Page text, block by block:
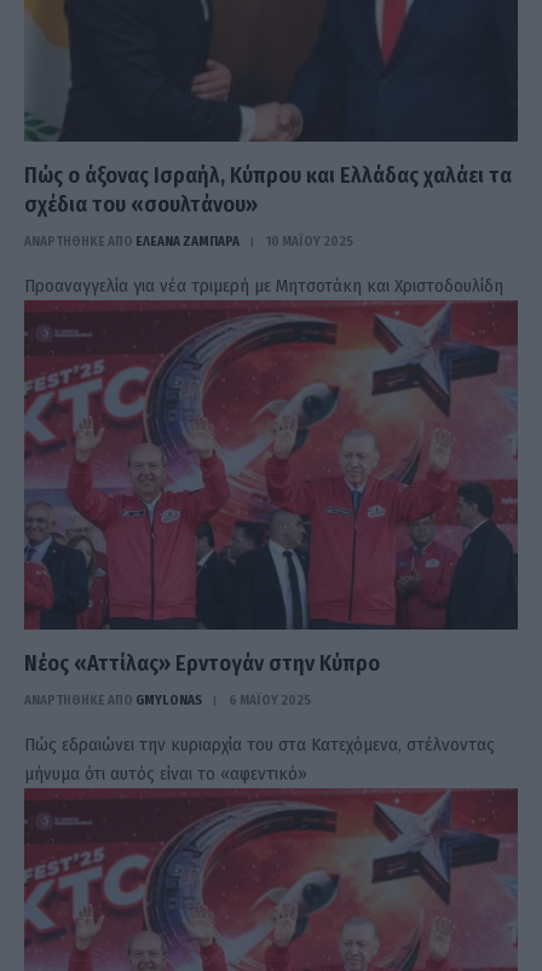
Πώς ο άξονας Ισραήλ, Κύπρου και Ελλάδας χαλάει τα
σχέδια του «σουλτάνου»
ΑΝΑΡΤΗΘΗΚΕ ΑΠΟ ΕΛΕΑΝΑ ΖΑΜΠΑΡΑ 10 ΜΑΪ́ΟΥ 2025
Προαναγγελία για νέα τριμερή με Μητσοτάκη και Χριστοδουλίδη
Νέος «Αττίλας» Ερντογάν στην Κύπρο
ΑΝΑΡΤΗΘΗΚΕ ΑΠΟ GMYLONAS 6 ΜΑΪ́ΟΥ 2025
Πώς εδραιώνει την κυριαρχία του στα Κατεχόμενα, στέλνοντας
μήνυμα ότι αυτός είναι το «αφεντικό»